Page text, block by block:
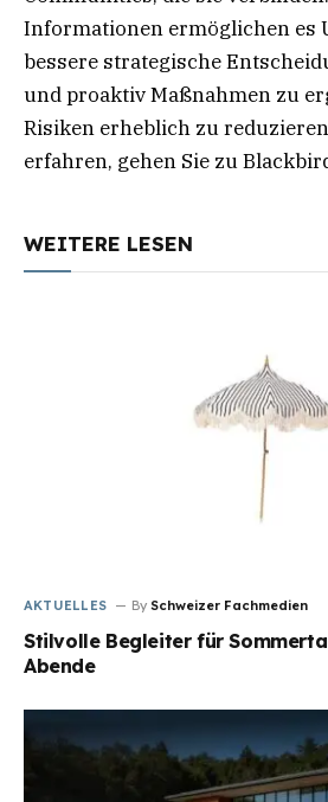
Informationen ermöglichen es
bessere strategische
und proaktiv Maßnahmen zu
Risiken erheblich zu
erfahren, gehen Sie zu
WEITERE LESEN
AKTUELLES By Schweizer Fachmedien
Stilvolle Begleiter für
Abende